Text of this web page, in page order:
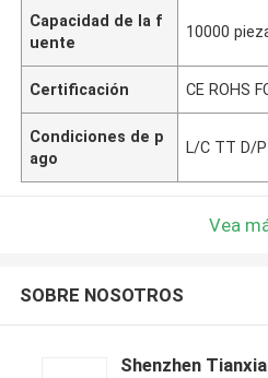
Capacidad de la f
uente
10000
Certificación CE ROHS
Condiciones de p
ago
L/C TT D/P
Vea
SOBRE NOSOTROS
Shenzhen